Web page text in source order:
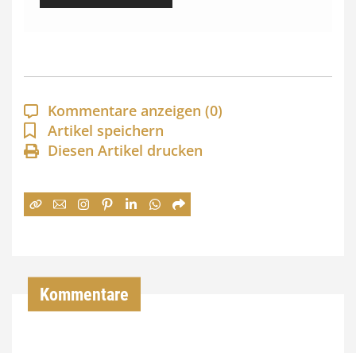
p
a
n
n
:
Kommentare anzeigen (0)
Artikel speichern
Diesen Artikel drucken
Kommentare